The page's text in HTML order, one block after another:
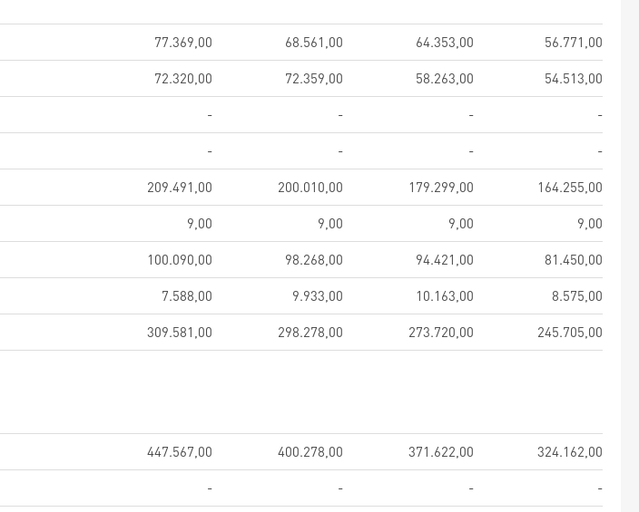
77.369,00 68.561,00 64.353,00
56.771,00
72.320,00 72.359,00 58.263,00
54.513,00
- - -
-
- - -
-
209.491,00 200.010,00 179.299,00
164.255,00
9,00 9,00 9,00
9,00
100.090,00 98.268,00 94.421,00
81.450,00
7.588,00 9.933,00 10.163,00
8.575,00
309.581,00 298.278,00 273.720,00 245.705,00
447.567,00 400.278,00 371.622,00
324.162,00
- - -
-